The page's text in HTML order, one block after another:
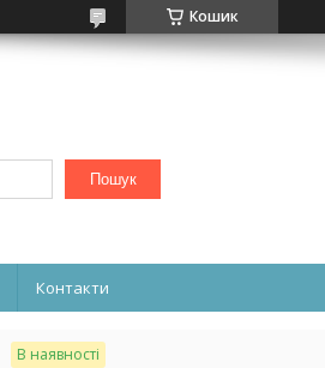
Кошик
Пошук
Контакти
В наявності